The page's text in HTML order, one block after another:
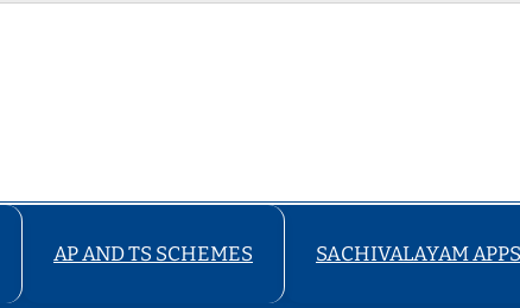
AP AND TS SCHEMES SACHIVALAYAM APPS